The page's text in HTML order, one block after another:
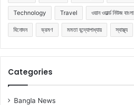
Technology Travel ওয়ান ওয়ার্ল্ড নিউজ বাংলা
বিনোদন ভ্রমণ মমতা বন্দ্যোপাধ্যায় স্বাস্থ্য
Categories
Bangla News